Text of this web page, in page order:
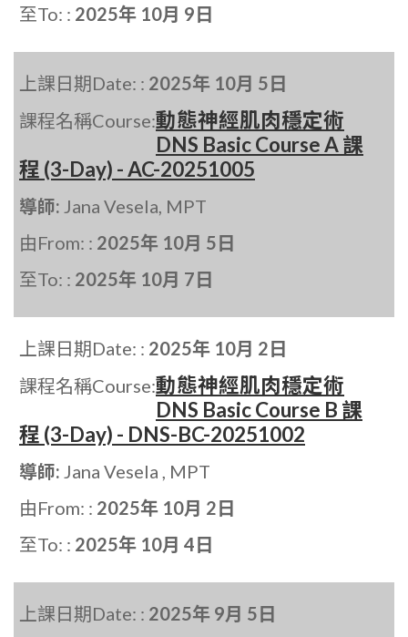
至To: : 2025年 10月 9日
上課日期Date: : 2025年 10月 5日
課程名稱Course:動態神經肌肉穩定術
DNS Basic Course A 課
程 (3-Day) - AC-20251005
導師: Jana Vesela, MPT
由From: : 2025年 10月 5日
至To: : 2025年 10月 7日
上課日期Date: : 2025年 10月 2日
課程名稱Course:動態神經肌肉穩定術
DNS Basic Course B 課
程 (3-Day) - DNS-BC-20251002
導師: Jana Vesela , MPT
由From: : 2025年 10月 2日
至To: : 2025年 10月 4日
上課日期Date: : 2025年 9月 5日